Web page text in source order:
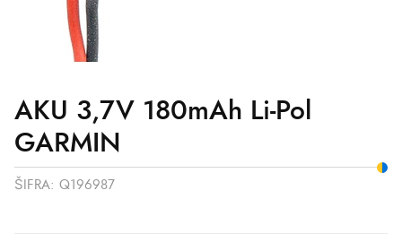
AKU 3,7V 180mAh Li-Pol
GARMIN
ŠIFRA: Q196987